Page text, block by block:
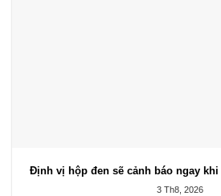
Định vị hộp đen sẽ cảnh báo ngay
3 Th8, 2026